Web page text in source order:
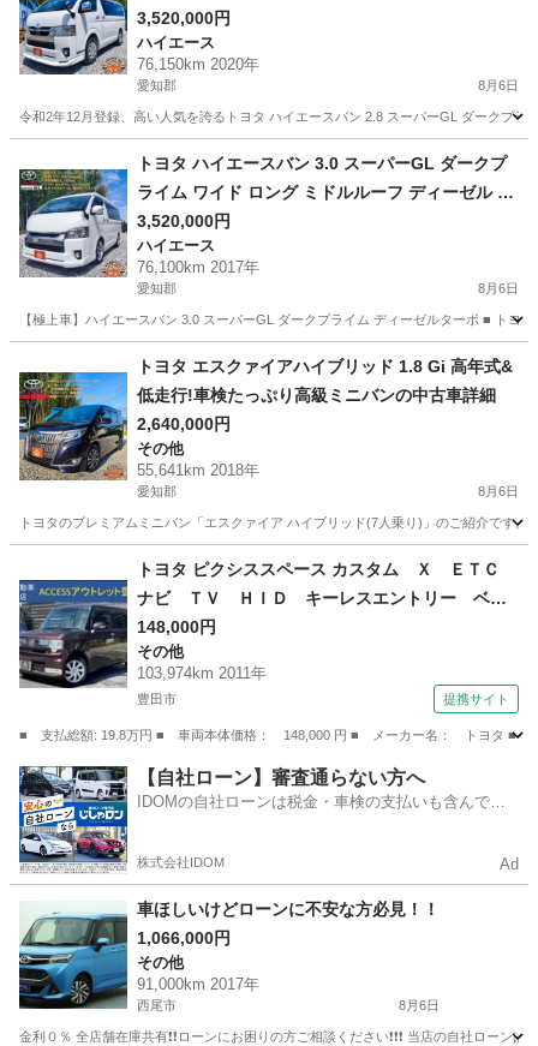
特別仕様スーパーGL
3,520,000円
ハイエース
76,150km 2020年
愛知郡 8月6日
令和2年12月登録、高い人気を誇るトヨタ ハイエースバン 2.8 スーパーGL ダークプ
ハイエース
トヨタ ハイエースバン 3.0 スーパーGL ダークプ
ライム ワイド ロング ミドルルーフ ディーゼル 極
上状態!豪華フルカスタム
3,520,000円
ハイエース
76,100km 2017年
愛知郡 8月6日
【極上車】ハイエースバン 3.0 スーパーGL ダークプライム ディーゼルターボ ■ ト
ハイエース 車両
トヨタ エスクァイアハイブリッド 1.8 Gi 高年式&
低走行!車検たっぷり高級ミニバンの中古車詳細
2,640,000円
その他
55,641km 2018年
愛知郡 8月6日
トヨタのプレミアムミニバン「エスクァイア ハイブリッド(7人乗り)」のご紹介です
その他
トヨタ ピクシススペース カスタム Ｘ ＥＴＣ
ナビ ＴＶ ＨＩＤ キーレスエントリー ベン
チシート ＣＶＴ 盗難防止システム ＡＢＳ
衝突安全ボディ エアコン パワーステアリン
グ パワーウィンドウ 運転席エアバッグ 助手
148,000円
その他
103,974km 2011年
豊田市 提携サイト
■ 支払総額: 19.8万円 ■ 車両本体価格： 148,000 円 ■ メーカー名： トヨタ
愛知 豊田市 その他
【自社ローン】審査通らない方へ
IDOMの自社ローンは税金・車検の支払いも含んでい
株式会社IDOM Ad
車ほしいけどローンに不安な方必見！！
1,066,000円
その他
91,000km 2017年
西尾市 8月6日
金利０％ 全店舗在庫共有❗️❗️ローンにお困りの方ご相談ください❗️❗️❗️ 当店の自社ロ